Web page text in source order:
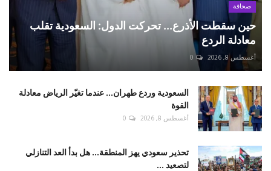
صحافة
حين سقطت الأذرع... تحركت الدول: السعودية تقلب
معادلة الردع
أغسطس 8, 2026 0
السعودية وردع طهران... عندما تغيّر الرياض معادلة
القوة
أغسطس 8, 2026 0
تحذير سعودي يهز المنطقة... هل بدأ العد التنازلي
لتصعيد ...